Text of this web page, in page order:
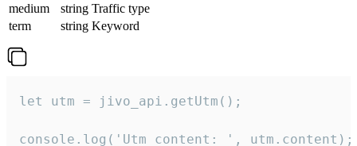
medium
string Traffic type
term
string Keyword
let utm = jivo_api.getUtm();
console.log('Utm content: ', utm.content);